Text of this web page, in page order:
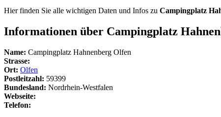
Hier finden Sie alle wichtigen Daten und Infos zu Campingplatz
Informationen über Campingplatz
Name: Campingplatz Hahnenberg Olfen
Strasse:
Ort: Olfen
Postleitzahl: 59399
Bundesland: Nordrhein-Westfalen
Webseite:
Telefon: